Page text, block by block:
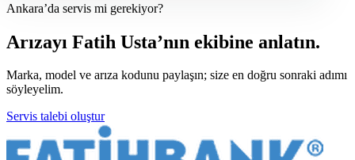
Ankara’da servis mi gerekiyor?
Arızayı Fatih Usta’nın ekibine anlatın.
Marka, model ve arıza kodunu paylaşın; size en doğru sonraki adımı
söyleyelim.
Servis talebi oluştur